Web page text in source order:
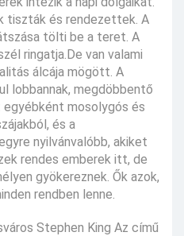
tiszták és rendezettek. A
tölti be a teret. A
ringatja.De van valami
álcája mögött. A
lobbannak, megdöbbentő
egyébként mosolygós és
és a
nyilvánvalóbb, akiket
rendes emberek itt, de
gyökereznek. Ők azok,
rendben lenne.
Stephen King Az című